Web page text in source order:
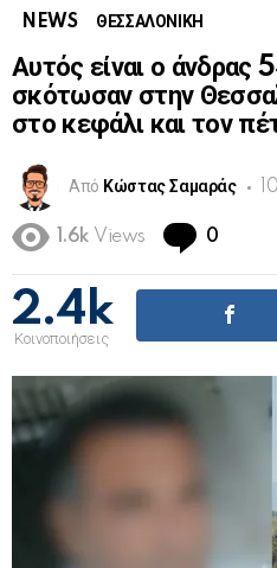
NEWS ΘΕΣΣΑΛΟΝΙΚΗ
Αυτός είναι ο άνδρας
σκότωσαν στην
στο κεφάλι και τον
Από Κώστας Σαμαράς
1.6k Views 0
2.4k
Κοινοποιήσεις